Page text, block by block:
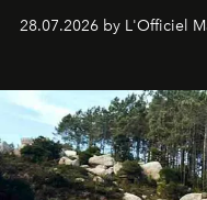
Hotels, ce boutique-
Pillet promet un lieu
28.07.2026 by L'Officiel